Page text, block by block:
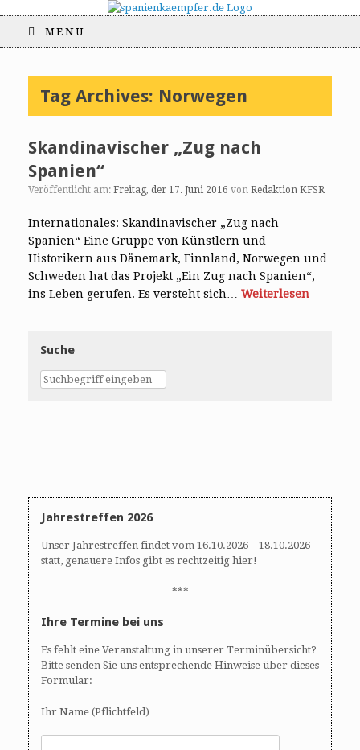
MENU
Tag Archives: Norwegen
Skandinavischer „Zug nach
Spanien“
Veröffentlicht am: Freitag, der 17. Juni 2016 von Redaktion KFSR
Internationales: Skandinavischer „Zug nach
Spanien“ Eine Gruppe von Künstlern und
Historikern aus Dänemark, Finnland, Norwegen und
Schweden hat das Projekt „Ein Zug nach Spanien“,
ins Leben gerufen. Es versteht sich… Weiterlesen
Suche
Jahrestreffen 2026
Unser Jahrestreffen findet vom 16.10.2026 – 18.10.2026
statt, genauere Infos gibt es rechtzeitig hier!
***
Ihre Termine bei uns
Es fehlt eine Veranstaltung in unserer Terminübersicht?
Bitte senden Sie uns entsprechende Hinweise über dieses
Formular:
Ihr Name (Pflichtfeld)